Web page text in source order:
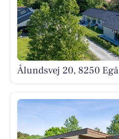
Ålundsvej 20, 8250 Egå